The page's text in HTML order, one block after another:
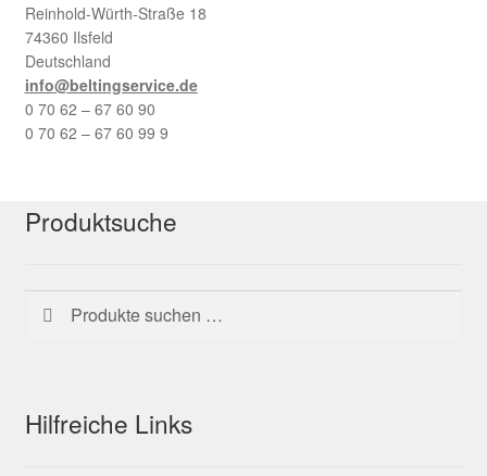
Reinhold-Würth-Straße 18
74360 Ilsfeld
Deutschland
info@beltingservice.de
0 70 62 – 67 60 90
0 70 62 – 67 60 99 9
Produktsuche
Suchen
nach:
Suchen
Hilfreiche Links